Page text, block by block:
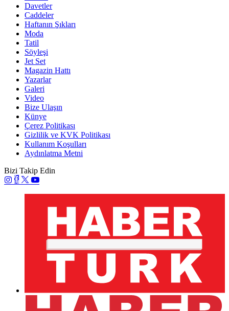
Davetler
Caddeler
Haftanın Şıkları
Moda
Tatil
Söyleşi
Jet Set
Magazin Hattı
Yazarlar
Galeri
Video
Bize Ulaşın
Künye
Çerez Politikası
Gizlilik ve KVK Politikası
Kullanım Koşulları
Aydınlatma Metni
Bizi Takip Edin